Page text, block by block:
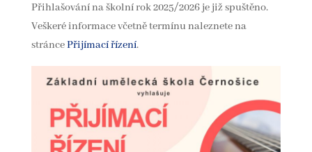
Přihlašování na školní rok 2025/2026 je již spuštěno.
Veškeré informace včetně termínu naleznete na
stráncePřijímací řízení.